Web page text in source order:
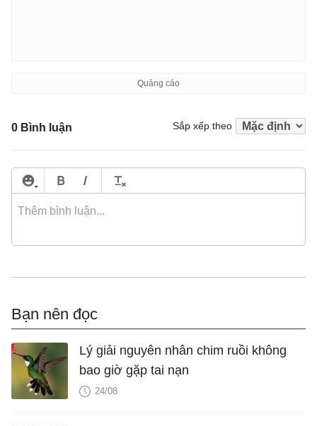
0 Bình luận Sắp xếp theo
Bạn nên đọc
Lý giải nguyên nhân chim ruồi không
bao giờ gặp tai nạn
24/08